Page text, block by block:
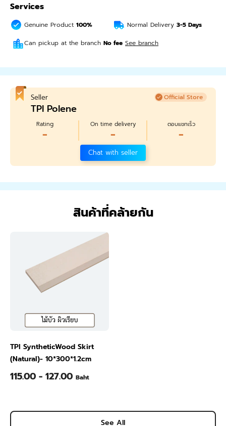
Services
Genuine Product 100% Normal Delivery 3-5 Days
Can pickup at the branch No fee See branch
Seller Official Store
TPI Polene
Rating
-
On time delivery
-
ตอบแชทเร็ว
-
Chat with seller
สินค้าที่คล้ายกัน
TPI SyntheticWood Skirt
(Natural)- 10*300*1.2cm
115.00 - 127.00 Baht
See All